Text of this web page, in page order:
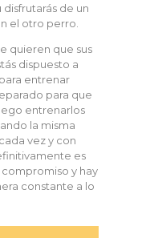
de un
el otro perro.
quieren que sus
dispuesto a
entrenar
para que
entrenarlos
la misma
vez y con
es
y hay
constante a lo